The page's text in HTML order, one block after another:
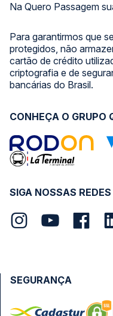
Na Quero Passagem
Para garantirmos que
protegidos, não
cartão de crédito
criptografia e de
bancárias do Brasil.
SIGA NOSSAS
CONHEÇA O GRUPO
SEGURANÇA